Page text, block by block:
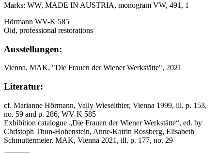
Marks: WW, MADE IN AUSTRIA, monogram VW, 491, 1
Hörmann WV-K 585
Old, professional restorations
Ausstellungen:
Vienna, MAK, "Die Frauen der Wiener Werkstätte", 2021
Literatur:
cf. Marianne Hörmann, Vally Wieselthier, Vienna 1999, ill. p. 153,
no. 59 and p. 286, WV-K 585
Exhibition catalogue „Die Frauen der Wiener Werkstätte“, ed. by
Christoph Thun-Hohenstein, Anne-Katrin Rossberg, Elisabeth
Schmuttermeier, MAK, Vienna 2021, ill. p. 177, no. 29